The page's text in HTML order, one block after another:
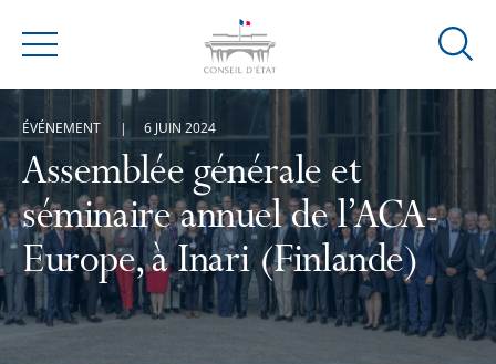
Menu
Ouvrir
de
Assemblée générale et
séminaire annuel de l’ACA-
Europe, à Inari (Finlande)
ÉVÉNEMENT 6 JUIN 2024